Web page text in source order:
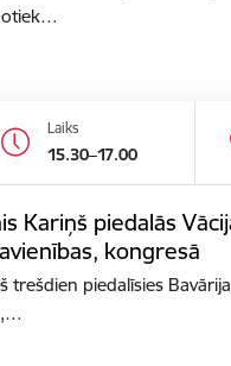
Laiks
15.30–17.00
Kariņš piedalās
kongresā
piedalīsies